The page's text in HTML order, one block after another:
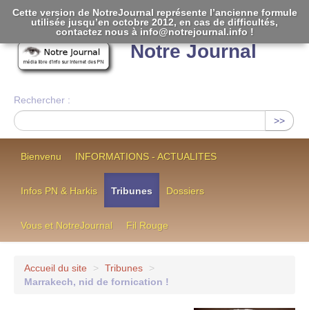
Notre Journal
Rechercher :
>>
Bienvenu INFORMATIONS - ACTUALITES
Infos PN & Harkis Tribunes Dossiers
Vous et NotreJournal Fil Rouge
Accueil du site > Tribunes
>
Marrakech, nid de fornication !
Cette version de NotreJournal représente l’ancienne formule
utilisée jusqu’en octobre 2012, en cas de difficultés,
contactez nous à info@notrejournal.info !